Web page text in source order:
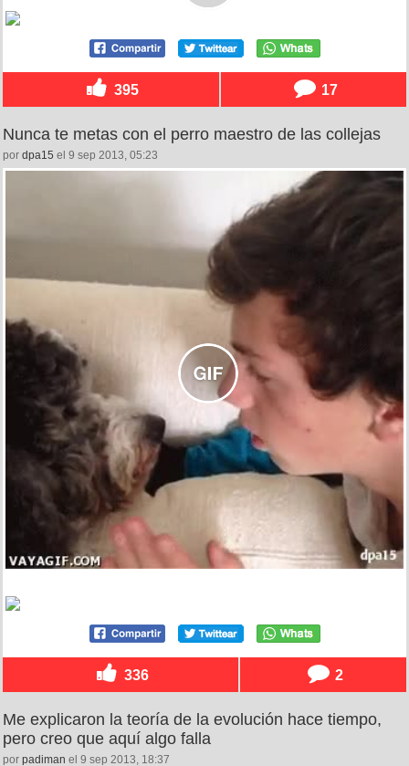
395 17
Nunca te metas con el perro maestro de las collejas
por dpa15 el 9 sep 2013, 05:23
336 2
Me explicaron la teoría de la evolución hace tiempo,
pero creo que aquí algo falla
por padiman el 9 sep 2013, 18:37